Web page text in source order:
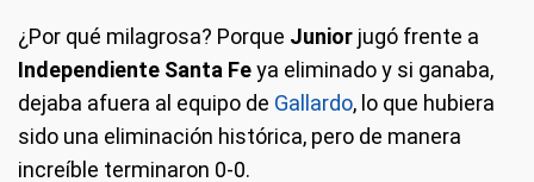
¿Por qué milagrosa? Porque Junior jugó frente a
Independiente Santa Feya eliminado y si ganaba,
dejaba afuera al equipo de Gallardo, lo que hubiera
sido una eliminación histórica, pero de manera
increíble terminaron 0-0.